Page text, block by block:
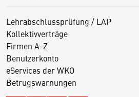
Lehrabschlussprüfung / LAP
Kollektivverträge
Firmen A-Z
Benutzerkonto
eServices der WKO
Betrugswarnungen